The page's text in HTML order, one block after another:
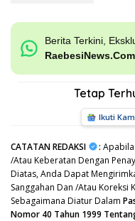
Berita Terkini,
RaebesiNews.Com
Tetap
Ikuti
CATATAN REDAKSI : Apabila
/Atau Keberatan Dengan
Diatas, Anda Dapat
Sanggahan Dan /Atau Koreksi
Sebagaimana Diatur Dalam
Nomor 40 Tahun 1999